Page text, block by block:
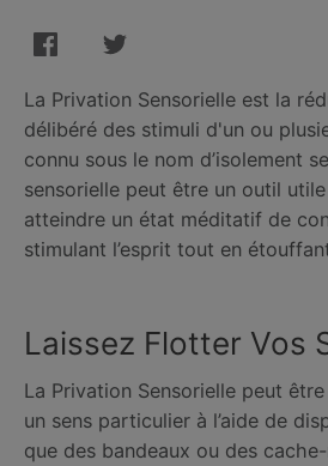
La Privation Sensorielle est la
délibéré des stimuli d'un ou
connu sous le nom d’isolement
sensorielle peut être un outil
atteindre un état méditatif de
stimulant l’esprit tout en
Laissez Flotter Vos
La Privation Sensorielle peut
un sens particulier à l’aide de
que des bandeaux ou des